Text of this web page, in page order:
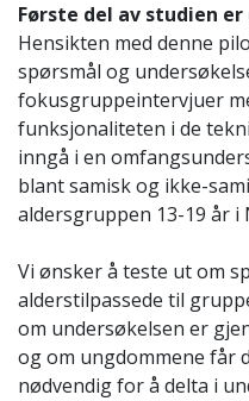
Første del av studien
Hensikten med denne
spørsmål og
fokusgruppeintervjuer
funksjonaliteten i de
inngå i en
blant samisk og ikke-
aldersgruppen 13-19 år i
Vi ønsker å teste ut om
alderstilpassede til
om undersøkelsen er
og om ungdommene får
nødvendig for å delta i